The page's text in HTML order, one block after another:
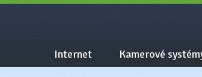
Internet Kamerové